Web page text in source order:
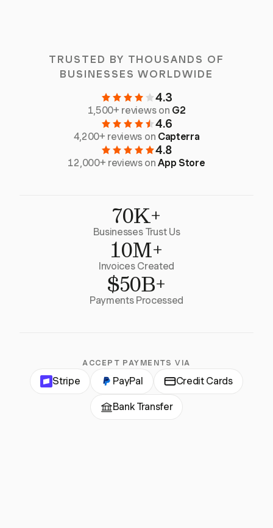
TRUSTED BY THOUSANDS OF
BUSINESSES WORLDWIDE
4.3
1,500+ reviews on G2
4.6
4,200+ reviews on Capterra
4.8
12,000+ reviews onApp Store
70K+
Businesses Trust Us
10M+
Invoices Created
$50B+
Payments Processed
ACCEPT PAYMENTS VIA
Stripe PayPal Credit Cards
Bank Transfer